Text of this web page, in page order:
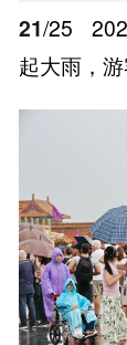
21/25
起大雨，